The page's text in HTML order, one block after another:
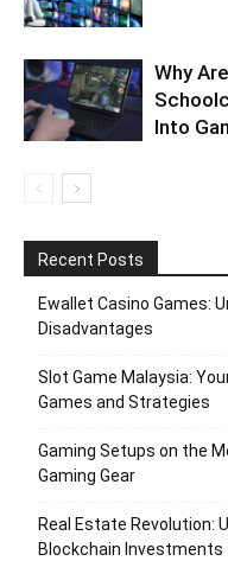
Why
Into
Recent Posts
Ewallet Casino Games:
Disadvantages
Slot Game Malaysia:
Games and Strategies
Gaming Setups on the
Gaming Gear
Real Estate Revolution:
Blockchain Investments